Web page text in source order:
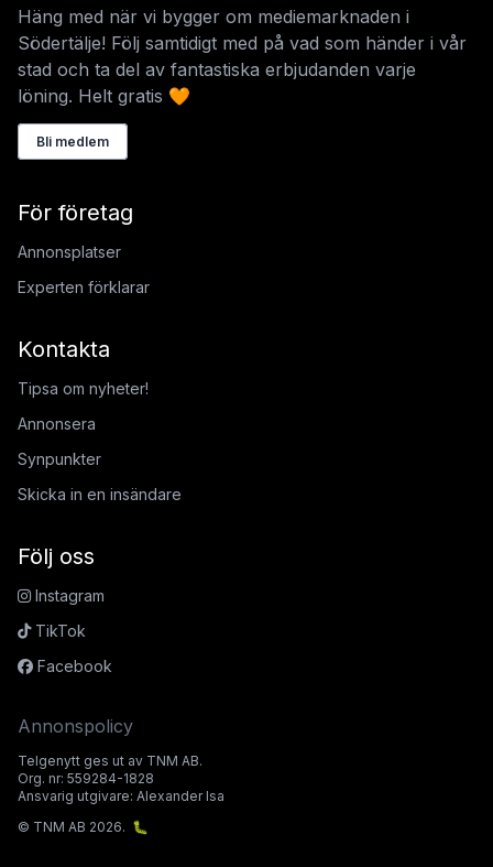
Häng med när vi bygger om mediemarknaden i
Södertälje! Följ samtidigt med på vad som händer i vår
stad och ta del av fantastiska erbjudanden varje
löning. Helt gratis 🧡
Bli medlem
För företag
Annonsplatser
Experten förklarar
Kontakta
Tipsa om nyheter!
Annonsera
Synpunkter
Skicka in en insändare
Följ oss
Instagram
TikTok
Facebook
Annonspolicy
Telgenytt ges ut av TNM AB.
Org. nr: 559284-1828
Ansvarig utgivare: Alexander Isa
© TNM AB 2026. 🐛